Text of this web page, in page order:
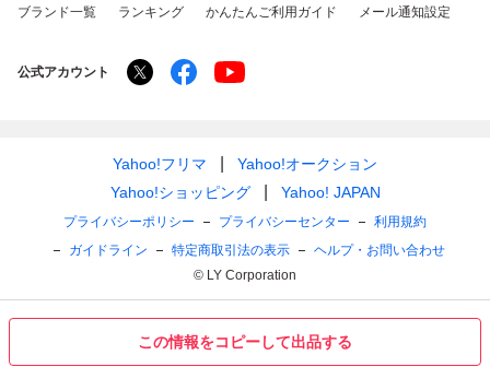
この情報をコピーして出品する
ブランド一覧 ランキング かんたんご利用ガイド メール通知設定
公式アカウント
Yahoo!フリマ
Yahoo!オークション
Yahoo!ショッピング
Yahoo! JAPAN
プライバシーポリシー プライバシーセンター
利用規約
ガイドライン
特定商取引法の表示
ヘルプ・お問い合わせ
© LY Corporation